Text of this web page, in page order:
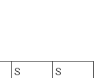
S
S